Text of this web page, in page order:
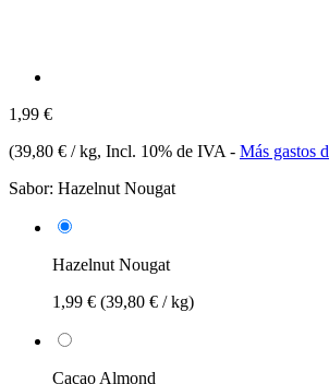
1,99 €
(39,80 € / kg, Incl. 10% de IVA - Más gastos
Sabor: Hazelnut Nougat
Hazelnut Nougat
1,99 € (39,80 € / kg)
Cacao Almond